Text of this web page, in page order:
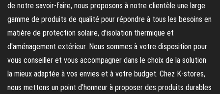
de notre savoir-faire, nous proposons à notre clientèle une large
gamme de produits de qualité pour répondre à tous les besoins en
matière de protection solaire, d'isolation thermique et
d'aménagement extérieur. Nous sommes à votre disposition pour
vous conseiller et vous accompagner dans le choix de la solution
la mieux adaptée à vos envies et à votre budget. Chez K-stores,
nous mettons un point d'honneur à proposer des produits durables